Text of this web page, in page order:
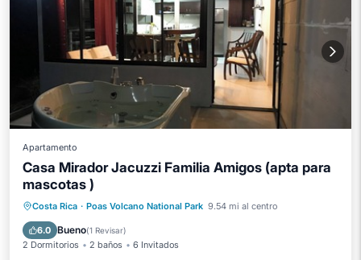
Apartamento
Casa Mirador Jacuzzi Familia Amigos (apta para
mascotas )
Costa Rica · Poas Volcano National Park 9.54 mi al centro
6.0 Bueno(1 Revisar)
2 Dormitorios 2 baños 6 Invitados
Cocina
Internet
Se admiten mascotas